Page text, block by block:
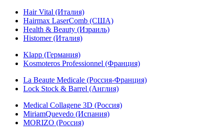
Hair Vital (Италия)
Hairmax LaserComb (США)
Health & Beauty (Израиль)
Histomer (Италия)
Klapp (Германия)
Kosmoteros Professionnel (Франция)
La Beaute Medicale (Россия-Франция)
Lock Stock & Barrel (Англия)
Medical Collagene 3D (Россия)
MiriamQuevedo (Испания)
MORIZO (Россия)